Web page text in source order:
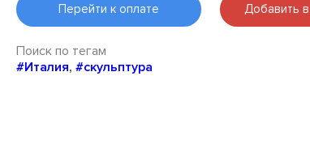
Перейти к оплате Добавить
Поиск по тегам
#Италия,#скульптура